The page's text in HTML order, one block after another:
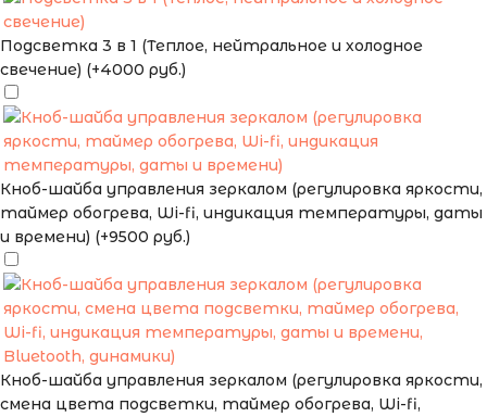
Подсветка 3 в 1 (Теплое, нейтральное и холодное
свечение) (+4000 руб.)
Кноб-шайба управления зеркалом (регулировка яркости,
таймер обогрева, Wi-fi, индикация температуры, даты
и времени) (+9500 руб.)
Кноб-шайба управления зеркалом (регулировка яркости,
смена цвета подсветки, таймер обогрева, Wi-fi,